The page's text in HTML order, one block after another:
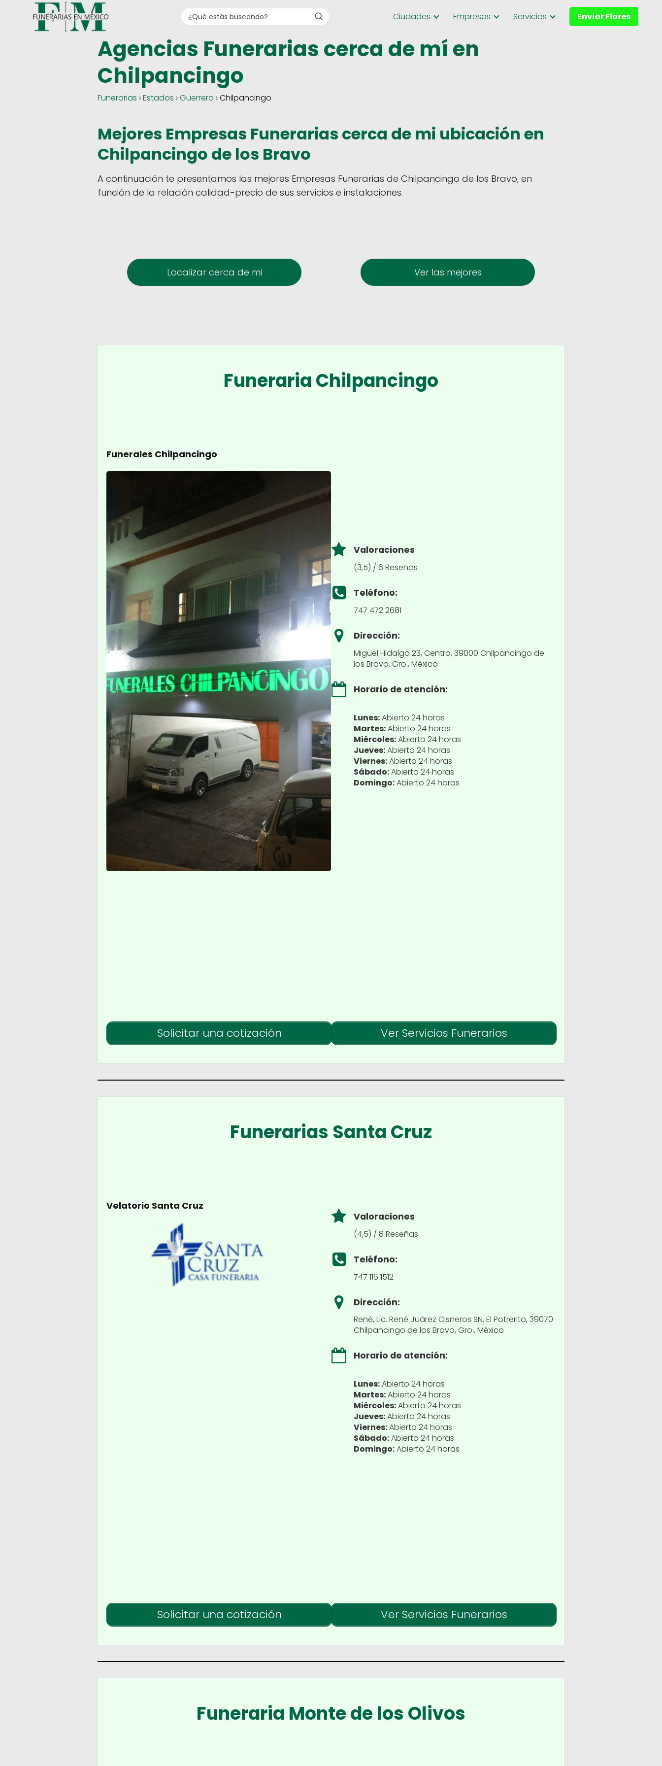
Ciudades Empresas Servicios Enviar Flores
Agencias Funerarias cerca de mí en
Chilpancingo
Funerarias ›Estados ›Guerrero › Chilpancingo
Mejores Empresas Funerarias cerca de mi ubicación en
Chilpancingo de los Bravo
A continuación te presentamos las mejores Empresas Funerarias de Chilpancingo de los Bravo, en
función de la relación calidad-precio de sus servicios e instalaciones.
Localizar cerca de mi Ver las mejores
Funeraria Chilpancingo
Funerales Chilpancingo
Valoraciones
(3,5) / 6 Reseñas
Teléfono:
747 472 2681
Dirección:
Miguel Hidalgo 23, Centro, 39000 Chilpancingo de
los Bravo, Gro., México
Horario de atención:
Lunes:Abierto 24 horas
Martes:Abierto 24 horas
Miércoles:Abierto 24 horas
Jueves:Abierto 24 horas
Viernes:Abierto 24 horas
Sábado:Abierto 24 horas
Domingo:Abierto 24 horas
Solicitar una cotización Ver Servicios Funerarios
Funerarias Santa Cruz
Velatorio Santa Cruz
Valoraciones
(4,5) / 8 Reseñas
Teléfono:
747 116 1512
Dirección:
René, Lic. René Juárez Cisneros SN, El Potrerito, 39070
Chilpancingo de los Bravo, Gro., México
Horario de atención:
Lunes:Abierto 24 horas
Martes:Abierto 24 horas
Miércoles:Abierto 24 horas
Jueves:Abierto 24 horas
Viernes:Abierto 24 horas
Sábado:Abierto 24 horas
Domingo:Abierto 24 horas
Solicitar una cotización Ver Servicios Funerarios
Funeraria Monte de los Olivos